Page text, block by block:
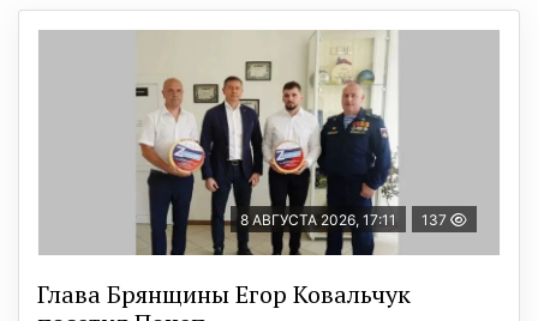
8 АВГУСТА 2026, 17:11 137
Глава Брянщины Егор Ковальчук